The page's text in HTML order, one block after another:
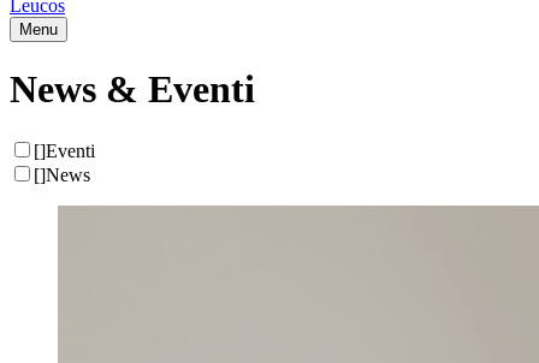
Leucos
Menu
News & Eventi
[]Eventi
[]News